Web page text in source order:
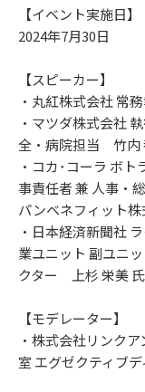
【イベント実施日】
2024年7月30日
【スピーカー】
・丸紅株式会社 常
・マツダ株式会社
全・病院担当 竹内
・コカ･コーラ ボ
事責任者 兼 人事・
パンベネフィット
・日本経済新聞社
業ユニット 副ユニ
クター 上杉 栄美 氏
【モデレーター】
・株式会社リンク
室 エグゼクティブ